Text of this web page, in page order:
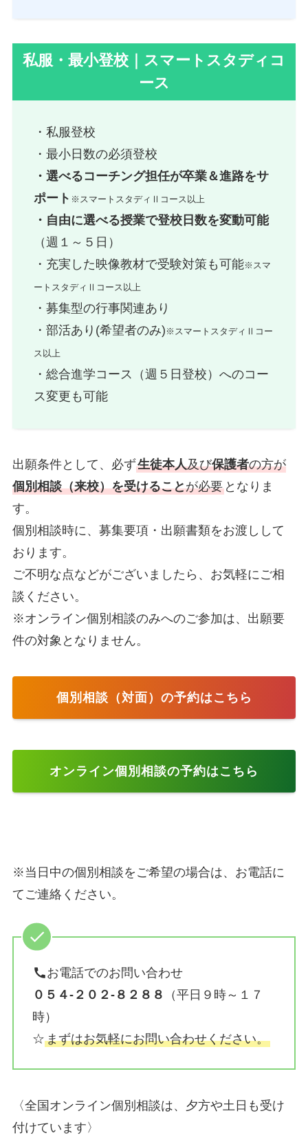
私服・最小登校｜スマートスタディコ
ース
・私服登校
・最小日数の必須登校
・選べるコーチング担任が卒業＆進路をサ
ポート ※スマートスタディⅡコース以上
・自由に選べる授業で登校日数を変動可能
（週１～５日）
・充実した映像教材で受験対策も可能※スマ
ートスタディⅡコース以上
・募集型の行事関連あり
・部活あり(希望者のみ) ※スマートスタディⅡコー
ス以上
・総合進学コース（週５日登校）へのコー
ス変更も可能
出願条件として、必ず生徒本人及び保護者の方が
個別相談（来校）を受けることが必要となりま
す。
個別相談時に、募集要項・出願書類をお渡しして
おります。
ご不明な点などがございましたら、お気軽にご相
談ください。
※オンライン個別相談のみへのご参加は、出願要
件の対象となりません。
個別相談（対面）の予約はこちら
オンライン個別相談の予約はこちら
※当日中の個別相談をご希望の場合は、お電話に
てご連絡ください。
お電話でのお問い合わせ
０５４-２０２-８２８８
（平日９時～１７
時）
☆まずはお気軽にお問い合わせください。
〈全国オンライン個別相談は、夕方や土日も受け
付けています〉